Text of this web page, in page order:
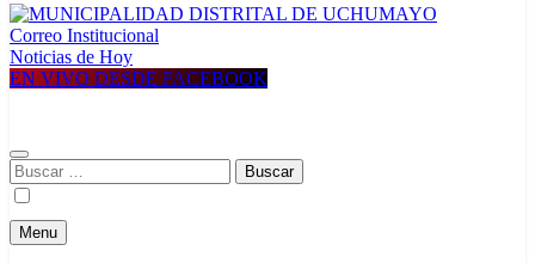
MUNICIPALIDAD DISTRITAL DE UCHUMAYO
Construyendo una nueva Historia
Correo Institucional
Noticias de Hoy
EN VIVO DESDE FACEBOOK
Buscar:
Menu